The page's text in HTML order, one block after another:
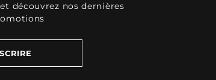
découvrez nos dernières